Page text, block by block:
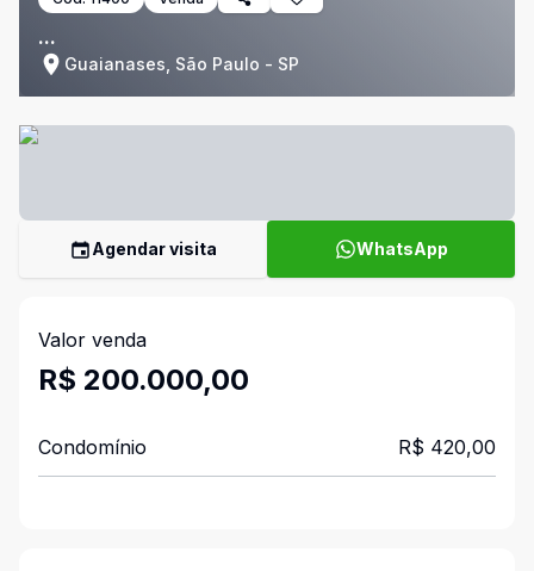
...
Guaianases, São Paulo - SP
Agendar visita WhatsApp
Valor venda
R$ 200.000,00
Condomínio R$ 420,00